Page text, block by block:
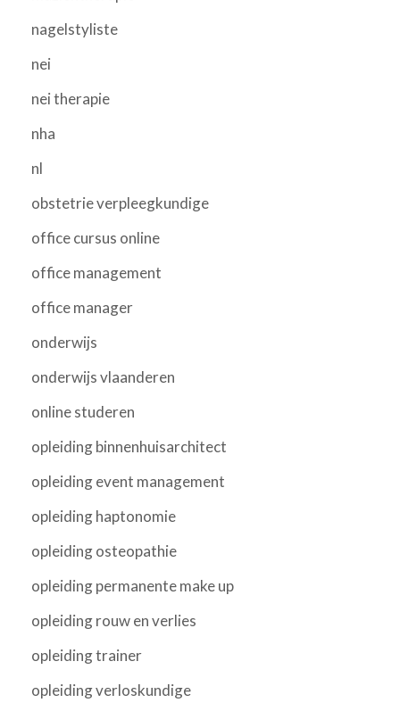
nagelstyliste
nei
nei therapie
nha
nl
obstetrie verpleegkundige
office cursus online
office management
office manager
onderwijs
onderwijs vlaanderen
online studeren
opleiding binnenhuisarchitect
opleiding event management
opleiding haptonomie
opleiding osteopathie
opleiding permanente make up
opleiding rouw en verlies
opleiding trainer
opleiding verloskundige